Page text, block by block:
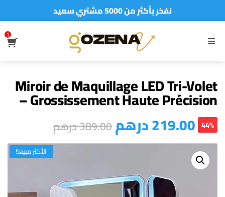
نفخر بأكثر من 5000 مشتري سعيد
MENU
1
Miroir de Maquillage LED Tri-Volet
– Grossissement Haute Précision
219.00درهم389.00درهم 44%
الأكثر مبيعا!